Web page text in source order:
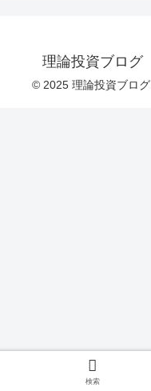
理論投資ブログ
© 2025 理論投資ブログ.
検索